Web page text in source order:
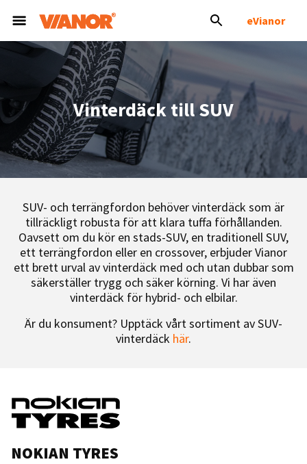
eVianor
Vinterdäck till SUV
SUV- och terrängfordon behöver vinterdäck som är
tillräckligt robusta för att klara tuffa förhållanden.
Oavsett om du kör en stads-SUV, en traditionell SUV,
ett terrängfordon eller en crossover, erbjuder Vianor
ett brett urval av vinterdäck med och utan dubbar som
säkerställer trygg och säker körning. Vi har även
vinterdäck för hybrid- och elbilar.
Är du konsument? Upptäck vårt sortiment av SUV-
vinterdäck här.
NOKIAN TYRES